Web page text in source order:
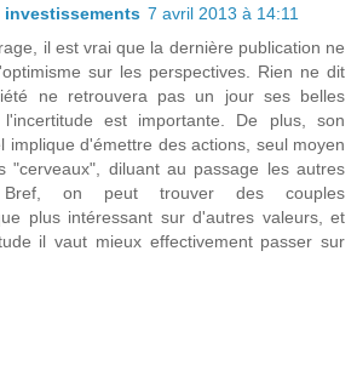
investissements 7 avril 2013 à 14:11
il est vrai que la dernière publication ne
sur les perspectives. Rien ne dit
ne retrouvera pas un jour ses belles
est importante. De plus, son
implique d'émettre des actions, seul moyen
"cerveaux", diluant au passage les autres
Bref, on peut trouver des couples
plus intéressant sur d'autres valeurs, et
il vaut mieux effectivement passer sur